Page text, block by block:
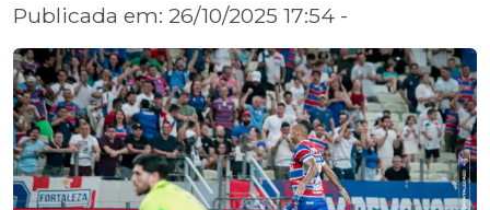
Publicada em: 26/10/2025 17:54 -